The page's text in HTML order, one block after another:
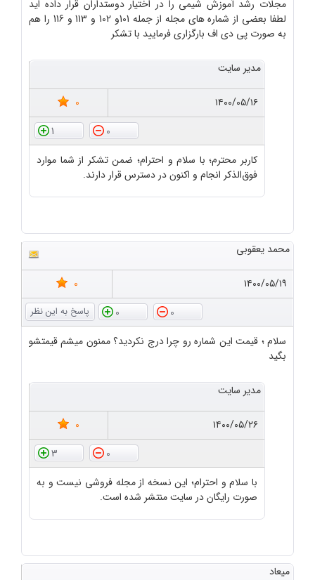
مجلات رشد آموزش شیمی را در اختیار دوستداران قرار داده اید
لطفا بعضی از شماره های مجله از جمله 101و 102 و 113 و 116 را هم
به صورت پی دی اف بارگزاری فرمایید با تشکر
مدیر سایت
۱۴۰۰/۰۵/۱۶
0
0
1
کاربر محترم؛ با سلام و احترام؛ ضمن تشکر از شما موارد
فوق‌الذکر انجام و اکنون در دسترس قرار دارند.
محمد یعقوبی
۱۴۰۰/۰۵/۱۹
0
0
0
سلام ؛ قیمت این شماره رو چرا درج نکردید؟ ممنون میشم قیمتشو
بگید
مدیر سایت
۱۴۰۰/۰۵/۲۶
0
0
3
با سلام و احترام؛ این نسخه از مجله فروشی نیست و به
صورت رایگان در سایت منتشر شده است.
میعاد